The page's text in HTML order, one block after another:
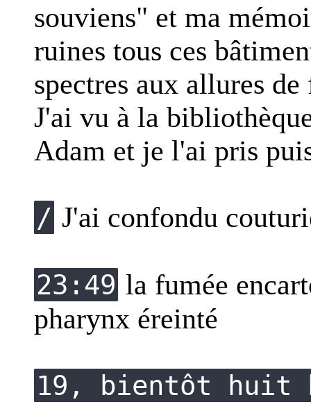
souviens" et ma
ruines tous ces
spectres aux allures de
J'ai vu à la
Adam et je l'ai pris
/ J'ai confondu
23:49 la fumée
pharynx éreinté
19, bientôt huit